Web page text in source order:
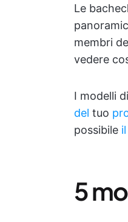
Le
membri
vedere
I modelli
del tuo
possibile
5